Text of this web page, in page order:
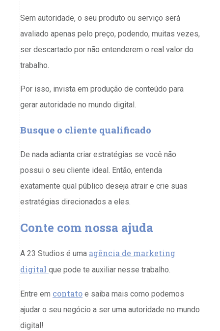
Sem autoridade, o seu produto ou serviço será
avaliado apenas pelo preço, podendo, muitas vezes,
ser descartado por não entenderem o real valor do
trabalho.
Por isso, invista em produção de conteúdo para
gerar autoridade no mundo digital.
Busque o cliente qualificado
De nada adianta criar estratégias se você não
possui o seu cliente ideal. Então, entenda
exatamente qual público deseja atrair e crie suas
estratégias direcionados a eles.
Conte com nossa ajuda
A 23 Studios é uma agência de marketing
digital que pode te auxiliar nesse trabalho.
Entre em contato e saiba mais como podemos
ajudar o seu negócio a ser uma autoridade no mundo
digital!